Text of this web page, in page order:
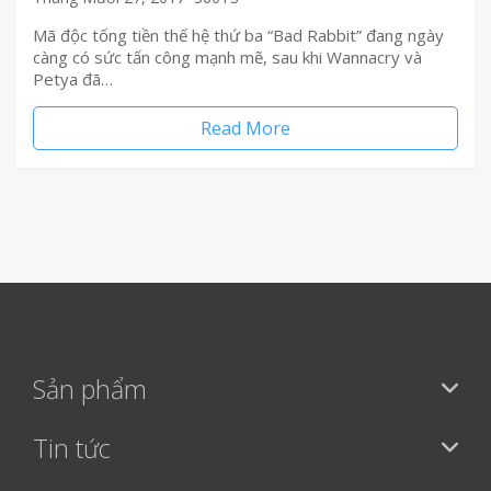
Mã độc tống tiền thế hệ thứ ba “Bad Rabbit” đang ngày
càng có sức tấn công mạnh mẽ, sau khi Wannacry và
Petya đã…
Read More
Sản phẩm
Tin tức